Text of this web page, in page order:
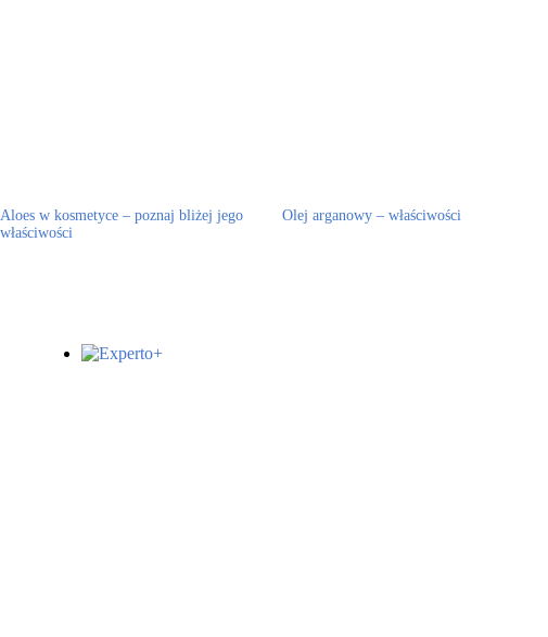
Aloes w kosmetyce – poznaj bliżej jego
właściwości
Olej arganowy – właściwości